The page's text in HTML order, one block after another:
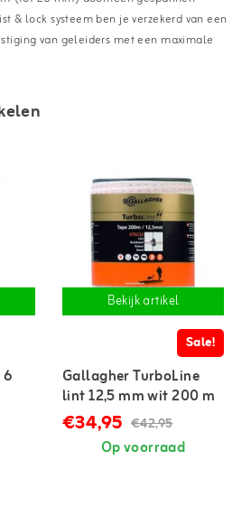
& lock systeem ben je verzekerd van een
van geleiders met een maximale
Bekijk artikel
Sale!
Gallagher TurboLine
lint 12,5 mm wit 200 m
€34,95 €42,95
Op voorraad